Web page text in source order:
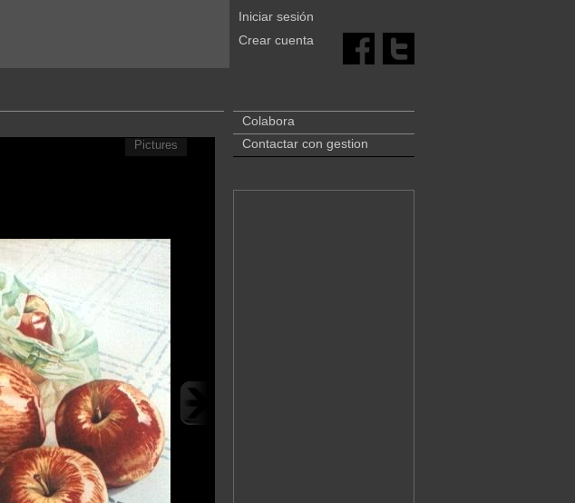
Iniciar sesión
Crear cuenta
Pictures
Colabora
Contactar con gestion